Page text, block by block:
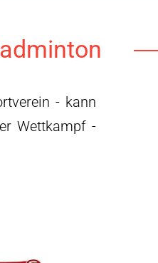
- kann
Wettkampf -